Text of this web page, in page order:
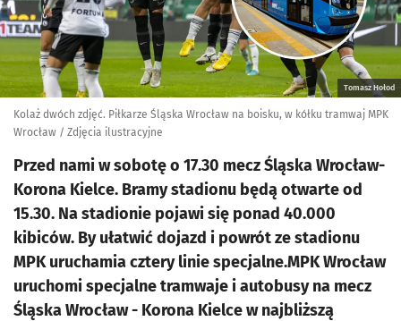
Tomasz Hołod
Kolaż dwóch zdjęć. Piłkarze Śląska Wrocław na boisku, w kółku tramwaj MPK
Wrocław / Zdjęcia ilustracyjne
Przed nami w sobotę o 17.30 mecz Śląska Wrocław-
Korona Kielce. Bramy stadionu będą otwarte od
15.30. Na stadionie pojawi się ponad 40.000
kibiców. By ułatwić dojazd i powrót ze stadionu
MPK uruchamia cztery linie specjalne.MPK Wrocław
uruchomi specjalne tramwaje i autobusy na mecz
Śląska Wrocław - Korona Kielce w najbliższą